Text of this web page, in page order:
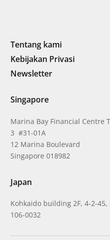
Tentang kami
Kebijakan Privasi
Newsletter
Singapore
Marina Bay Financial Centre
3 #31-01A
12 Marina Boulevard
Singapore 018982
Japan
Kohkaido building 2F, 4-2-
106-0032